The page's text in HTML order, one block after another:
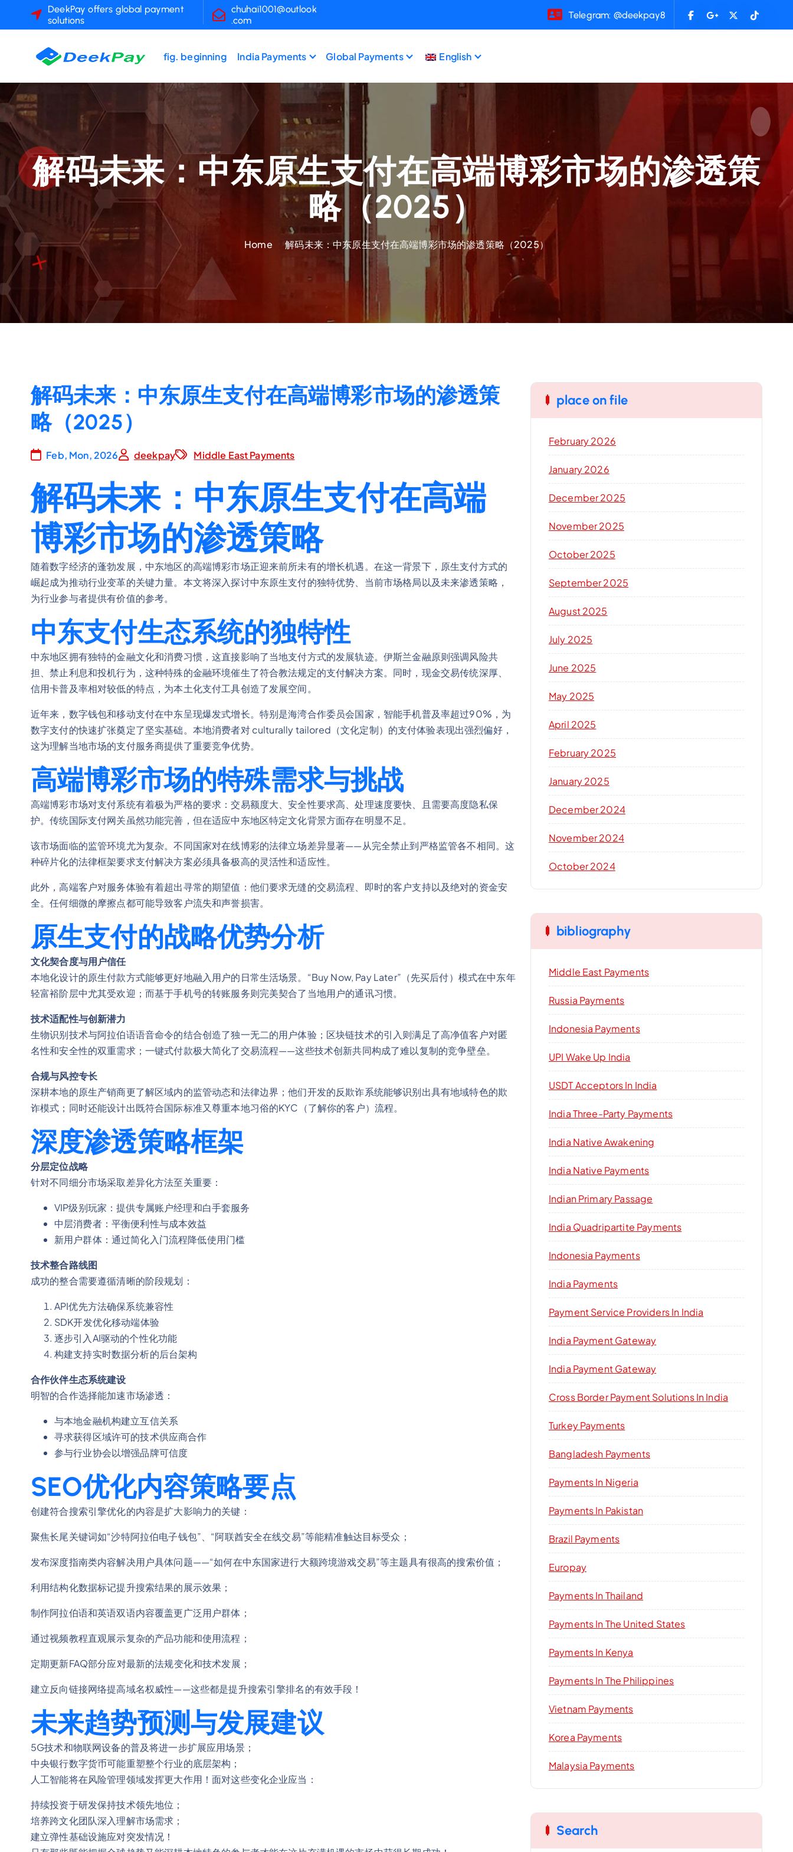
c
o
DeekPay offers global payment
solutions
chuhai1001@outlook
.com
Telegram: @deekpay8
fig. beginning India Payments Global Payments English
解码未来：中东原生支付在高端博彩市场的渗透策
略（2025）
Home 解码未来：中东原生支付在高端博彩市场的渗透策略（2025）
解码未来：中东原生支付在高端博彩市场的渗透策
略（2025）
Feb, Mon, 2026 deekpay Middle East Payments
解码未来：中东原生支付在高端
博彩市场的渗透策略
随着数字经济的蓬勃发展，中东地区的高端博彩市场正迎来前所未有的增长机遇。在这一背景下，原生支付方式的
崛起成为推动行业变革的关键力量。本文将深入探讨中东原生支付的独特优势、当前市场格局以及未来渗透策略，
为行业参与者提供有价值的参考。
中东支付生态系统的独特性
中东地区拥有独特的金融文化和消费习惯，这直接影响了当地支付方式的发展轨迹。伊斯兰金融原则强调风险共
担、禁止利息和投机行为，这种特殊的金融环境催生了符合教法规定的支付解决方案。同时，现金交易传统深厚、
信用卡普及率相对较低的特点，为本土化支付工具创造了发展空间。
近年来，数字钱包和移动支付在中东呈现爆发式增长。特别是海湾合作委员会国家，智能手机普及率超过90%，为
数字支付的快速扩张奠定了坚实基础。本地消费者对 culturally tailored（文化定制）的支付体验表现出强烈偏好，
这为理解当地市场的支付服务商提供了重要竞争优势。
高端博彩市场的特殊需求与挑战
高端博彩市场对支付系统有着极为严格的要求：交易额度大、安全性要求高、处理速度要快、且需要高度隐私保
护。传统国际支付网关虽然功能完善，但在适应中东地区特定文化背景方面存在明显不足。
该市场面临的监管环境尤为复杂。不同国家对在线博彩的法律立场差异显著——从完全禁止到严格监管各不相同。这
种碎片化的法律框架要求支付解决方案必须具备极高的灵活性和适应性。
此外，高端客户对服务体验有着超出寻常的期望值：他们要求无缝的交易流程、即时的客户支持以及绝对的资金安
全。任何细微的摩擦点都可能导致客户流失和声誉损害。
原生支付的战略优势分析
文化契合度与用户信任
本地化设计的原生付款方式能够更好地融入用户的日常生活场景。“Buy Now, Pay Later”（先买后付）模式在中东年
轻富裕阶层中尤其受欢迎；而基于手机号的转账服务则完美契合了当地用户的通讯习惯。
技术适配性与创新潜力
生物识别技术与阿拉伯语语音命令的结合创造了独一无二的用户体验；区块链技术的引入则满足了高净值客户对匿
名性和安全性的双重需求；一键式付款极大简化了交易流程——这些技术创新共同构成了难以复制的竞争壁垒。
合规与风控专长
深耕本地的原生产销商更了解区域内的监管动态和法律边界；他们开发的反欺诈系统能够识别出具有地域特色的欺
诈模式；同时还能设计出既符合国际标准又尊重本地习俗的KYC（了解你的客户）流程。
深度渗透策略框架
分层定位战略
针对不同细分市场采取差异化方法至关重要：
VIP级别玩家：提供专属账户经理和白手套服务
中层消费者：平衡便利性与成本效益
新用户群体：通过简化入门流程降低使用门槛
技术整合路线图
成功的整合需要遵循清晰的阶段规划：
API优先方法确保系统兼容性
SDK开发优化移动端体验
逐步引入AI驱动的个性化功能
构建支持实时数据分析的后台架构
合作伙伴生态系统建设
明智的合作选择能加速市场渗透：
与本地金融机构建立互信关系
寻求获得区域许可的技术供应商合作
参与行业协会以增强品牌可信度
SEO优化内容策略要点
创建符合搜索引擎优化的内容是扩大影响力的关键：
聚焦长尾关键词如“沙特阿拉伯电子钱包”、“阿联酋安全在线交易”等能精准触达目标受众；
发布深度指南类内容解决用户具体问题——“如何在中东国家进行大额跨境游戏交易”等主题具有很高的搜索价值；
利用结构化数据标记提升搜索结果的展示效果；
制作阿拉伯语和英语双语内容覆盖更广泛用户群体；
通过视频教程直观展示复杂的产品功能和使用流程；
定期更新FAQ部分应对最新的法规变化和技术发展；
建立反向链接网络提高域名权威性——这些都是提升搜索引擎排名的有效手段！
未来趋势预测与发展建议
5G技术和物联网设备的普及将进一步扩展应用场景；
中央银行数字货币可能重塑整个行业的底层架构；
人工智能将在风险管理领域发挥更大作用！面对这些变化企业应当：
持续投资于研发保持技术领先地位；
培养跨文化团队深入理解市场需求；
建立弹性基础设施应对突发情况！
place on file
February 2026
January 2026
December 2025
November 2025
October 2025
September 2025
August 2025
July 2025
June 2025
May 2025
April 2025
February 2025
January 2025
December 2024
November 2024
October 2024
bibliography
Middle East Payments
Russia Payments
Indonesia Payments
UPI Wake Up India
USDT Acceptors In India
India Three-Party Payments
India Native Awakening
India Native Payments
Indian Primary Passage
India Quadripartite Payments
Indonesia Payments
India Payments
Payment Service Providers In India
India Payment Gateway
India Payment Gateway
Cross Border Payment Solutions In India
Turkey Payments
Bangladesh Payments
Payments In Nigeria
Payments In Pakistan
Brazil Payments
Europay
Payments In Thailand
Payments In The United States
Payments In Kenya
Payments In The Philippines
Vietnam Payments
Korea Payments
Malaysia Payments
Search